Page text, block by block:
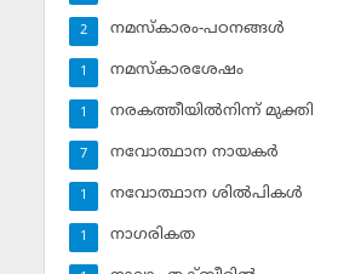
നമസ്‌കാരം-പഠനങ്ങള്‍
2
നമസ്‌കാരശേഷം
1
നരകത്തീയില്‍നിന്ന് മുക്തി
1
നവോത്ഥാന നായകര്‍
7
നവോത്ഥാന ശില്‍പികള്‍
1
നാഗരികത
1